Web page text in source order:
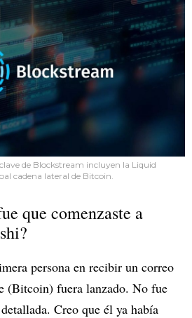
de Blockstream incluyen la Liquid
cadena lateral de Bitcoin.
que comenzaste a
persona en recibir un correo
(Bitcoin) fuera lanzado. No fue
Creo que él ya había